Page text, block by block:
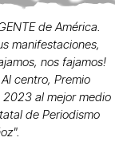
de América.
manifestaciones,
nos fajamos!
centro, Premio
2023 al mejor medio
de Periodismo